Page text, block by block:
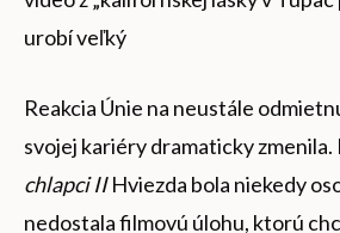
urobí veľký
Reakcia Únie na neustále
svojej kariéry dramaticky zmenila.
chlapci IIHviezda bola niekedy
nedostala filmovú úlohu, ktorú